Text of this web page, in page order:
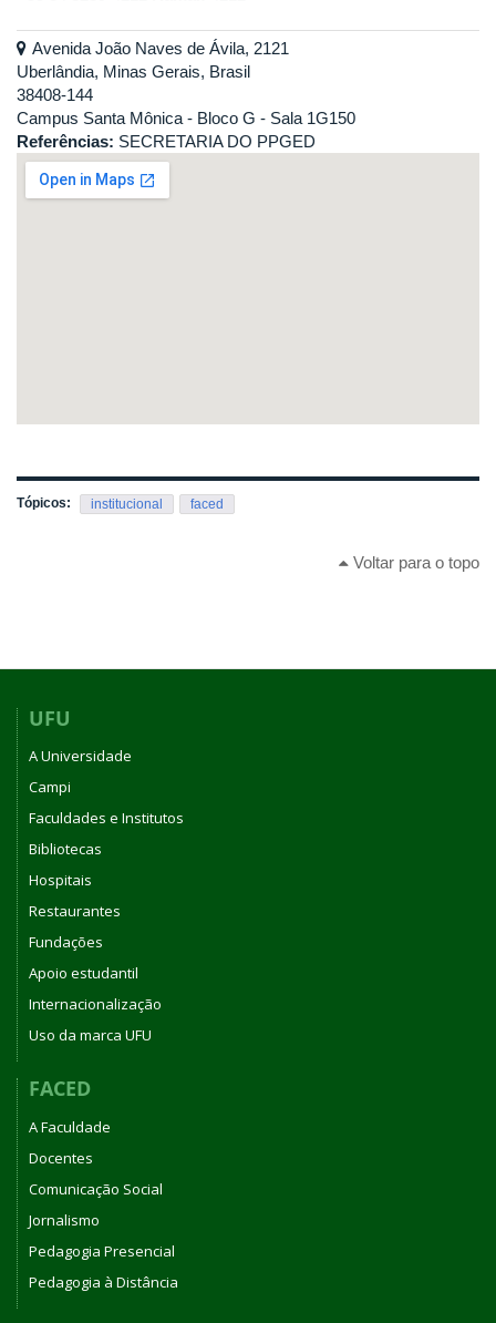
Avenida João Naves de Ávila, 2121
Uberlândia, Minas Gerais, Brasil
38408-144
Campus Santa Mônica - Bloco G - Sala 1G150
Referências: SECRETARIA DO PPGED
Tópicos: institucional faced
Voltar para o topo
UFU
A Universidade
Campi
Faculdades e Institutos
Bibliotecas
Hospitais
Restaurantes
Fundações
Apoio estudantil
Internacionalização
Uso da marca UFU
FACED
A Faculdade
Docentes
Comunicação Social
Jornalismo
Pedagogia Presencial
Pedagogia à Distância